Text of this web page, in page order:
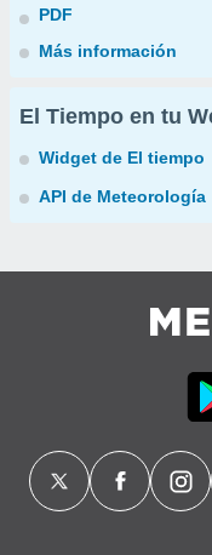
PDF
Más información
El Tiempo en tu
Widget de El tiempo
API de Meteorología